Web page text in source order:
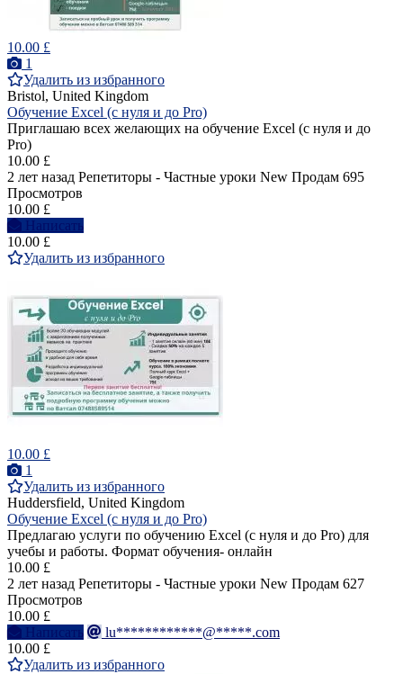
10.00 £
1
Удалить из избранного
Bristol, United Kingdom
Обучение Excel (с нуля и до Pro)
Приглашаю всех желающих на обучение Excel (с нуля и до
Pro)
10.00 £
2 лет назад Репетиторы - Частные уроки New Продам 695
Просмотров
10.00 £
Написать
10.00 £
Удалить из избранного
10.00 £
1
Удалить из избранного
Huddersfield, United Kingdom
Обучение Excel (с нуля и до Pro)
Предлагаю услуги по обучению Excel (с нуля и до Pro) для
учебы и работы. Формат обучения- онлайн
10.00 £
2 лет назад Репетиторы - Частные уроки New Продам 627
Просмотров
10.00 £
Написать
lu************@*****.com
10.00 £
Удалить из избранного